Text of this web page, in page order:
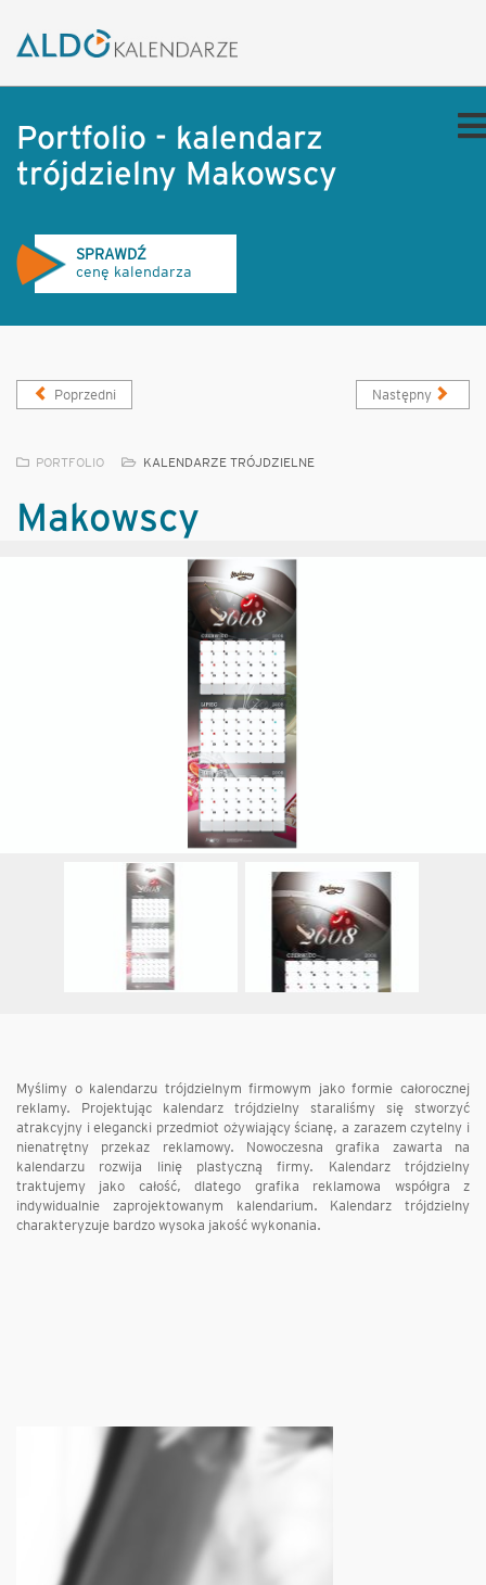
Portfolio - kalendarz
trójdzielny Makowscy
SPRAWDŹ
cenę kalendarza
Poprzedni Następny
PORTFOLIO KALENDARZE TRÓJDZIELNE
Makowscy
Myślimy o kalendarzu trójdzielnym firmowym jako formie całorocznej
reklamy. Projektując kalendarz trójdzielny staraliśmy się stworzyć
atrakcyjny i elegancki przedmiot ożywiający ścianę, a zarazem czytelny i
nienatrętny przekaz reklamowy. Nowoczesna grafika zawarta na
kalendarzu rozwija linię plastyczną firmy. Kalendarz trójdzielny
traktujemy jako całość, dlatego grafika reklamowa współgra z
indywidualnie zaprojektowanym kalendarium. Kalendarz trójdzielny
charakteryzuje bardzo wysoka jakość wykonania.